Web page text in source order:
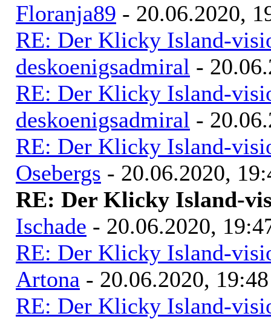
Floranja89 - 20.06.2020,
RE: Der Klicky Island-
deskoenigsadmiral -
RE: Der Klicky Island-
deskoenigsadmiral -
RE: Der Klicky Island-
Osebergs - 20.06.2020,
RE: Der Klicky Island-
Ischade - 20.06.2020,
RE: Der Klicky Island-
Artona - 20.06.2020, 19:48
RE: Der Klicky Island-